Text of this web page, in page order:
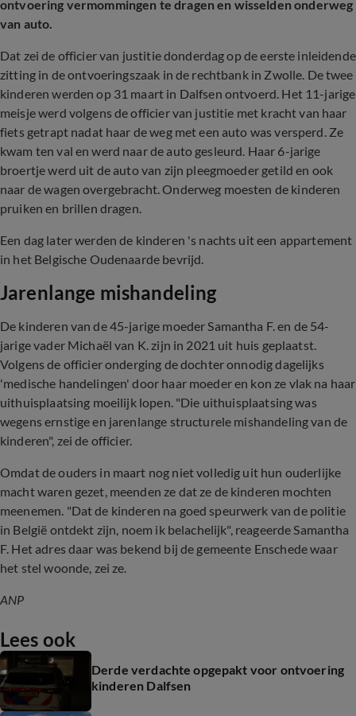
ontvoering vermommingen te dragen en wisselden onderweg
van auto.
Dat zei de officier van justitie donderdag op de eerste inleidende
zitting in de ontvoeringszaak in de rechtbank in Zwolle. De twee
kinderen werden op 31 maart in Dalfsen ontvoerd. Het 11-jarige
meisje werd volgens de officier van justitie met kracht van haar
fiets getrapt nadat haar de weg met een auto was versperd. Ze
kwam ten val en werd naar de auto gesleurd. Haar 6-jarige
broertje werd uit de auto van zijn pleegmoeder getild en ook
naar de wagen overgebracht. Onderweg moesten de kinderen
pruiken en brillen dragen.
Een dag later werden de kinderen 's nachts uit een appartement
in het Belgische Oudenaarde bevrijd.
Jarenlange mishandeling
De kinderen van de 45-jarige moeder Samantha F. en de 54-
jarige vader Michaël van K. zijn in 2021 uit huis geplaatst.
Volgens de officier onderging de dochter onnodig dagelijks
'medische handelingen' door haar moeder en kon ze vlak na haar
uithuisplaatsing moeilijk lopen. "Die uithuisplaatsing was
wegens ernstige en jarenlange structurele mishandeling van de
kinderen", zei de officier.
Omdat de ouders in maart nog niet volledig uit hun ouderlijke
macht waren gezet, meenden ze dat ze de kinderen mochten
meenemen. "Dat de kinderen na goed speurwerk van de politie
in België ontdekt zijn, noem ik belachelijk", reageerde Samantha
F. Het adres daar was bekend bij de gemeente Enschede waar
het stel woonde, zei ze.
ANP
Lees ook
Derde verdachte opgepakt voor ontvoering
kinderen Dalfsen